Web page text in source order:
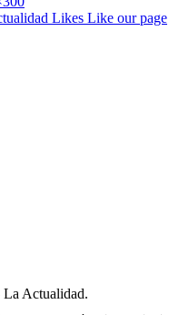
Likes Like our page
Actualidad.